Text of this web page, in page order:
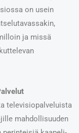
on usein
ja missä
televisiopalveluista
mahdollisuuden